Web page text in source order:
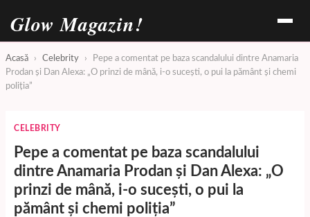
Glow Magazin!
Acasă › Celebrity ›
Pepe a comentat pe baza scandalului dintre Anamaria
Prodan și Dan Alexa: „O prinzi de mână, i-o suceşti, o pui la pământ şi chemi
poliţia”
CELEBRITY
Pepe a comentat pe baza scandalului
dintre Anamaria Prodan și Dan Alexa: „O
prinzi de mână, i-o suceşti, o pui la
pământ şi chemi poliţia”